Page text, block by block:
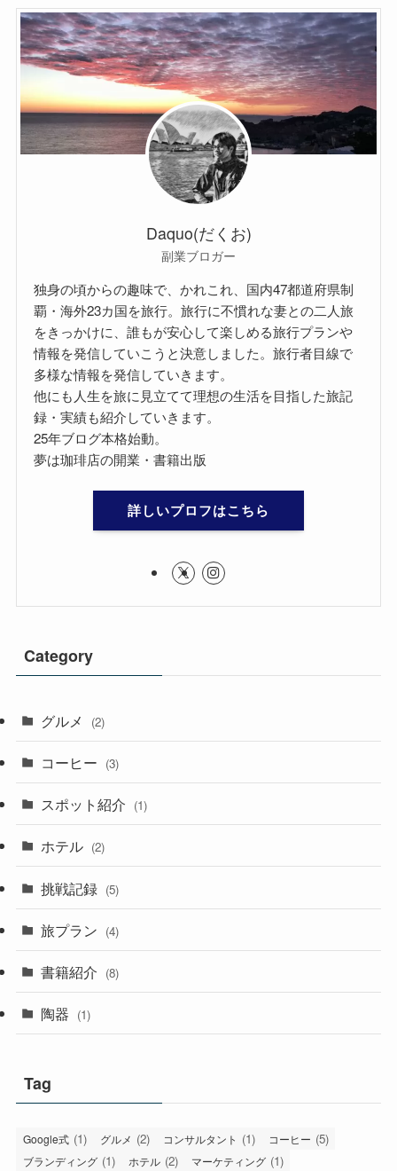
Daquo(だくお)
副業ブロガー
独身の頃からの趣味で、かれこれ、国内47都道府県制
覇・海外23カ国を旅行。旅行に不慣れな妻との二人旅
をきっかけに、誰もが安心して楽しめる旅行プランや
情報を発信していこうと決意しました。旅行者目線で
多様な情報を発信していきます。
他にも人生を旅に見立てて理想の生活を目指した旅記
録・実績も紹介していきます。
25年ブログ本格始動。
夢は珈琲店の開業・書籍出版
詳しいプロフはこちら
Category
グルメ (2)
コーヒー (3)
スポット紹介 (1)
ホテル (2)
挑戦記録 (5)
旅プラン (4)
書籍紹介 (8)
陶器 (1)
Tag
Google式 (1) グルメ (2) コンサルタント (1) コーヒー (5)
ブランディング (1) ホテル (2) マーケティング (1)